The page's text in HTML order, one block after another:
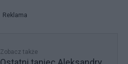
Reklama
Zobacz także